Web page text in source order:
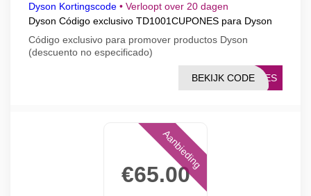
Dyson Kortingscode • Verloopt over 20 dagen
Dyson Código exclusivo TD1001CUPONES para Dyson
Código exclusivo para promover productos Dyson
(descuento no especificado)
ONES
BEKIJK CODE
€65.00
Aanbieding